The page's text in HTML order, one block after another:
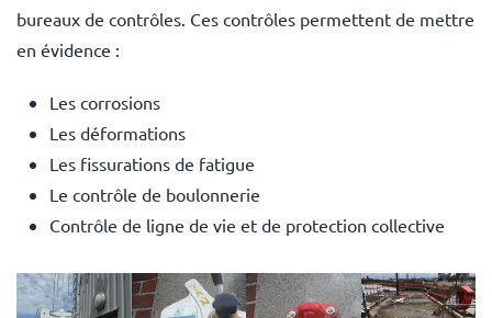
bureaux de contrôles. Ces contrôles permettent de mettre
en évidence :
Les corrosions
Les déformations
Les fissurations de fatigue
Le contrôle de boulonnerie
Contrôle de ligne de vie et de protection collective